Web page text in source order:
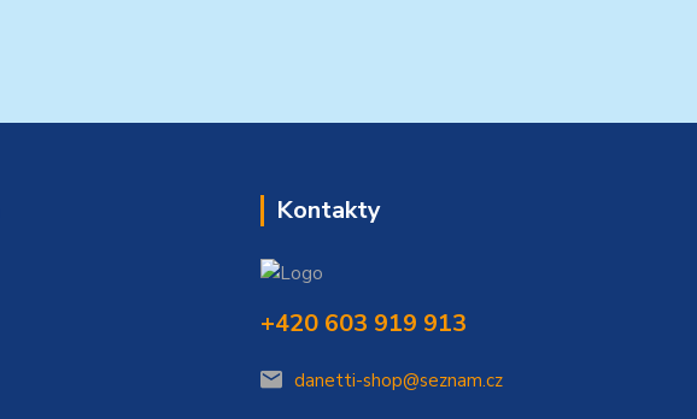
Kontakty
+420 603 919 913
danetti-shop@seznam.cz